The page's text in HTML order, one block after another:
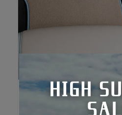
Sandii かわいい
Sandii フロアマット Sandii